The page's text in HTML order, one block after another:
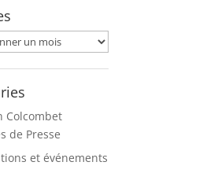
Colcombet
de Presse
et événements